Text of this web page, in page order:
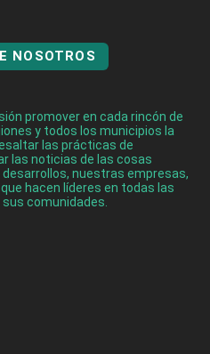
NOSOTROS
promover en cada rincón de
y todos los municipios la
las prácticas de
las noticias de las cosas
nuestras empresas,
hacen líderes en todas las
comunidades.